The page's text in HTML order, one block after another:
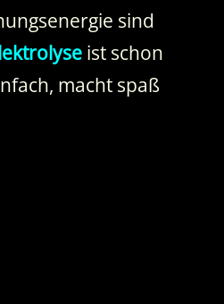
sind
ist schon
macht spaß